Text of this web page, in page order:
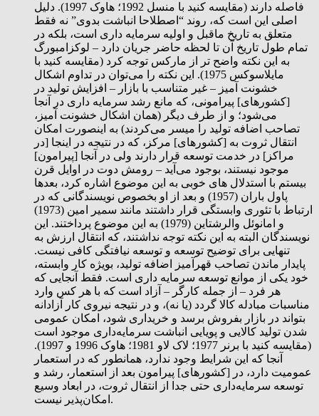
فاصله دارند (مقایسه کنید با منسل 1992؛ هاوک 1997). دلیل
اصلی این است که، روند “اصطلاحا انباشت بدوی” نه فقط
متعلق به تاریخ ماقبل و اولیه سرمایه داری است، بلکه در
تمام طول تاریخ آن تا لحظه حاضر جریان دارد – لوکزامبورگ
به این نکته واضح تر از مارکس توجه کرد (مقایسه کنید با
مایلاسوکس 1975). این نکته را می‌توان در تداوم اشکال
خشونت آمیز – غیر متناسب با بازار – افزایش تولید در
[کشورهای] پیرامونی، که مانع رشد سرمایه داری در آنجا
می‌شود؛ و از طرف دیگر (همان اشکال خشونت آمیز،
تصاحب اضافه تولید را میسر می‌کردند) به اینصورت امکان
انتقال ثروت به [کشورهای] مرکز، که در نتیجه در اینجا [در
مراکز] در خدمت توسعه قرار دارند ولی در آنجا [پیرامون]
موجود نیستند، بوجود می‌آید – رومش دوت در اوایل قرن
بیستم با استدلال های خوبی به این موضوع اشاره کرد، بعدها
پاول باران (1957) و بعد از او بخصوص نویسندگانی که در
ارتباط با تئوری وابستگی قرار داشتند مانند سمیر امین (1973)
و امانوئل والرشتاین (1979) به این موضوع پرداختند. این
نویسندگان البته به این نکته توجه نداشتند، که انتقال ارزش به
تنهایی برای توضیح توسعه و توسعه نیافتگی کافی نیست.
پایدار ماندن تصاحب قهرآمیز اضافه تولید، بویژه کار وابسته،
خود یکی از موانع توسعه سرمایه داری است. فقط آنجایی که
هر فرد – از جمله کارگر – آزاد است که با هر کس وارد
مناسبات مبادله کالا گردد (یا نه)، و در نتیجه نیروی کار آزادانه
بتواند در بازار بفروش برسد و خریداری شود، امکان عمومی
شدن تولید کالایی و پویایی انباشت سرمایه‌داری موجود است
(مقایسه کنید با برنر 1977؛ لاک لاو 1981؛ هاوک 1996 و 1997).
آنجا که این شرایط وجود ندارد، همانطور که در استعمار
عمومیت دارد، در [کشورهای] پیرامون بعد از استعمار، رشد و
توسعه سرمایه‌داری حتی جدا از انتقال ثروت، در ابعاد وسیع
امکان‌پذير نیست.